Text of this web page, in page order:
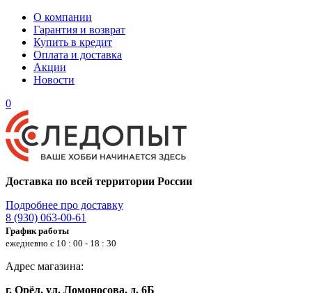
О компании
Гарантия и возврат
Купить в кредит
Оплата и доставка
Акции
Новости
0
Доставка по всей территории России
Подробнее про доставку
8 (930) 063-00-61
График работы
ежедневно с 10 : 00 - 18 : 30
Адрес магазина:
г. Орёл, ул. Ломоносова, д. 6Б